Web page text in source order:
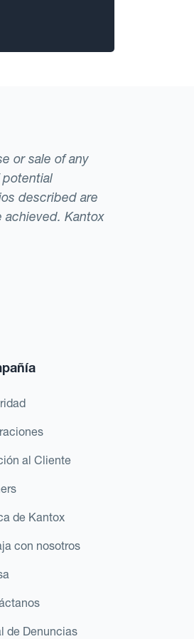
or sale of any
described are
Kantox
al Cliente
de Kantox
con nosotros
de Denuncias